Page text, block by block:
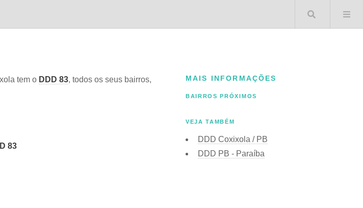
Buscar
tem o DDD 83, todos os seus bairros,
83
MAIS INFORMAÇÕES
BAIRROS PRÓXIMOS
VEJA TAMBÉM
DDD Coxixola / PB
DDD PB - Paraíba